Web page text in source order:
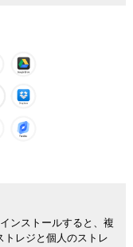
ンストールすると、複
トレジと個人のストレ